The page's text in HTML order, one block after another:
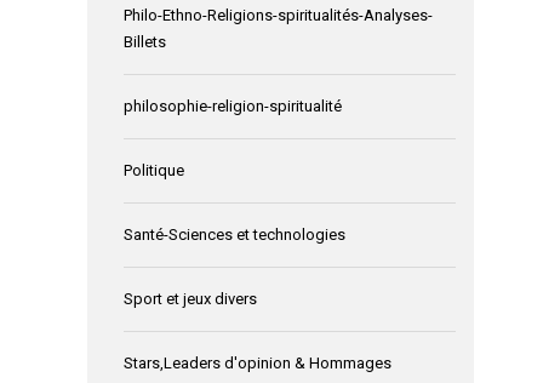
Philo-Ethno-Religions-spiritualités-Analyses-
Billets
philosophie-religion-spiritualité
Politique
Santé-Sciences et technologies
Sport et jeux divers
Stars,Leaders d'opinion & Hommages